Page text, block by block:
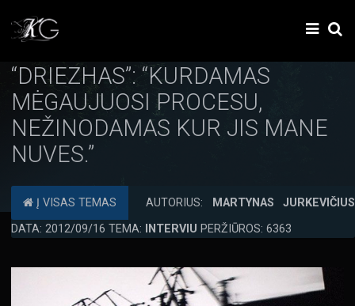
“DRIEZHAS”: “KURDAMAS
MĖGAUJUOSI PROCESU,
NEŽINODAMAS KUR JIS MANE
NUVES.”
Į VISAS TEMAS AUTORIUS:
MARTYNAS JURKEVIČIUS
DATA: 2012/09/16 TEMA:
INTERVIU PERŽIŪROS: 6363